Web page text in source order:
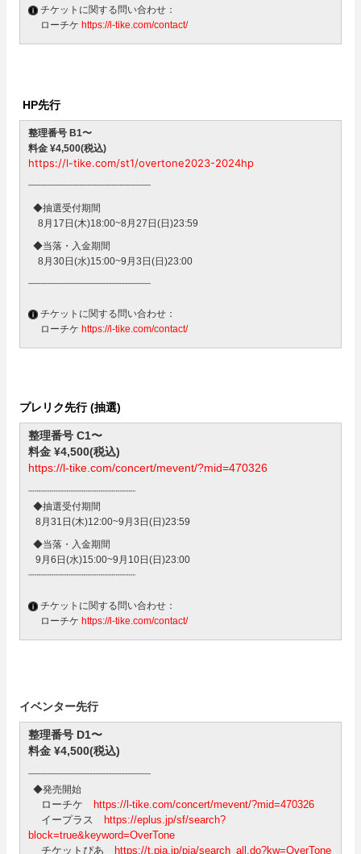
チケットに関する問い合わせ：
ローチケ https://l-tike.com/contact/
HP先行
整理番号 B1〜
料金 ¥4,500(税込)
https://l-tike.com/st1/overtone2023-2024hp
┈┈┈┈┈┈┈┈┈┈┈┈┈┈┈┈┈┈┈
◆抽選受付期間
8月17日(木)18:00~8月27日(日)23:59
◆当落・入金期間
8月30日(水)15:00~9月3日(日)23:00
┈┈┈┈┈┈┈┈┈┈┈┈┈┈┈┈┈┈┈
チケットに関する問い合わせ：
ローチケ https://l-tike.com/contact/
プレリク先行 (抽選)
整理番号 C1〜
料金 ¥4,500(税込)
https://l-tike.com/concert/mevent/?mid=470326
┈┈┈┈┈┈┈┈┈┈┈┈┈┈┈┈┈┈┈
◆抽選受付期間
8月31日(木)12:00~9月3日(日)23:59
◆当落・入金期間
9月6日(水)15:00~9月10日(日)23:00
┈┈┈┈┈┈┈┈┈┈┈┈┈┈┈┈┈┈┈
チケットに関する問い合わせ：
ローチケ https://l-tike.com/contact/
イベンター先行
整理番号 D1〜
料金 ¥4,500(税込)
┈┈┈┈┈┈┈┈┈┈┈┈┈┈┈┈┈┈┈
◆発売開始
ローチケ https://l-tike.com/concert/mevent/?mid=470326
イープラス https://eplus.jp/sf/search?
block=true&keyword=OverTone
チケットぴあ https://t.pia.jp/pia/search_all.do?kw=OverTone